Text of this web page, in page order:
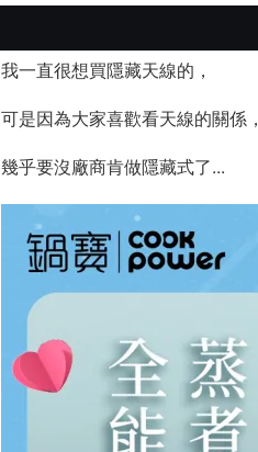
我一直很想買隱藏天線的，
可是因為大家喜歡看天線的關係，
幾乎要沒廠商肯做隱藏式了...